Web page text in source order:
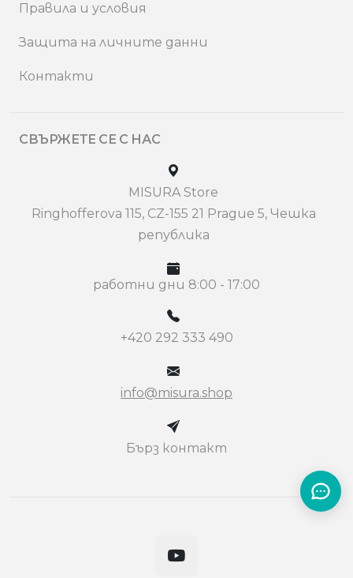
Правила и условия
Защита на личните данни
Контакти
СВЪРЖЕТЕ СЕ С НАС
MISURA Store
Ringhofferova 115, CZ-155 21 Prague 5, Чешка
република
работни дни 8:00 - 17:00
+420 292 333 490
info@misura.shop
Бърз контакт